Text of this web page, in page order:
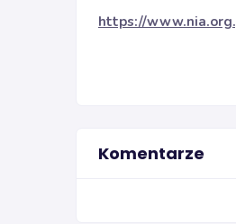
https://
Komentarze